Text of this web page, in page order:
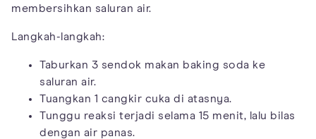
membersihkan saluran air.
Langkah-langkah:
Taburkan 3 sendok makan baking soda ke
saluran air.
Tuangkan 1 cangkir cuka di atasnya.
Tunggu reaksi terjadi selama 15 menit, lalu bilas
dengan air panas.